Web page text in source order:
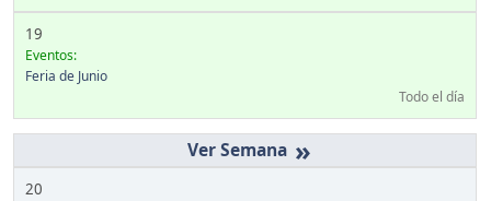
19
Eventos:
Feria de Junio
Todo el día
»
20